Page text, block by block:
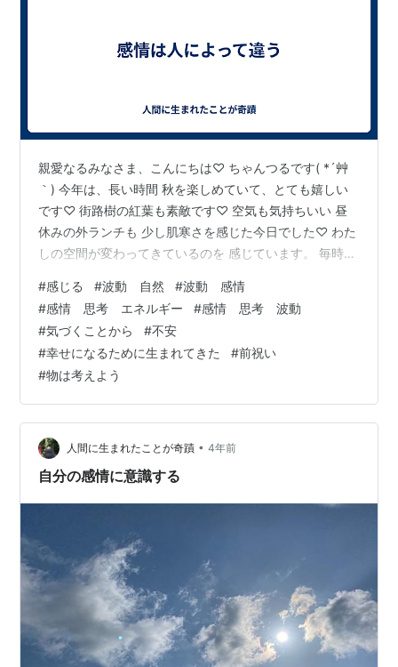
親愛なるみなさま、こんにちは♡ ちゃんつるです( *´艸
｀) 今年は、長い時間 秋を楽しめていて、とても嬉しい
です♡ 街路樹の紅葉も素敵です♡ 空気も気持ちいい 昼
休みの外ランチも 少し肌寒さを感じた今日でした♡ わた
しの空間が変わってきているのを 感じています。 毎時、
とで 今なにを感じているのかを 気づくことができるよう
になってきました。 そして、ついに現れました！ 『不
安』という感情を 味わったことがない人が！！ ついにそ
のステージへ行くのですね♡ 以前のわたしだと 「わたし
もそんな人生に生まれたかった」 「羨ましい！！」 「わ
たしは〇…
#感じる #波動 自然 #波動 感情
#感情 思考 エネルギー #感情 思考 波動
#気づくことから #不安
#幸せになるために生まれてきた #前祝い
#物は考えよう
人間に生まれたことが奇蹟 • 4年前
自分の感情に意識する